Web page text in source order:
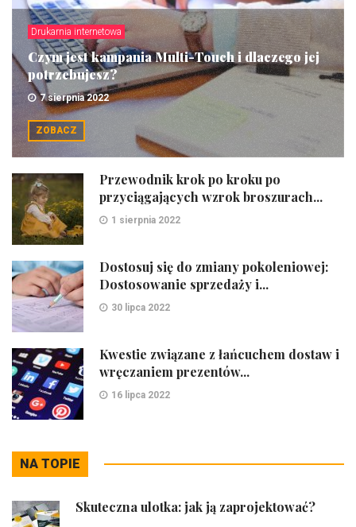
Drukarnia internetowa
Czym jest kampania Multi-Touch i dlaczego jej
potrzebujesz?
7 sierpnia 2022
ZOBACZ
Przewodnik krok po kroku po
przyciągających wzrok broszurach...
1 sierpnia 2022
Dostosuj się do zmiany pokoleniowej:
Dostosowanie sprzedaży i...
30 lipca 2022
Kwestie związane z łańcuchem dostaw i
wręczaniem prezentów...
16 lipca 2022
NA TOPIE
Skuteczna ulotka: jak ją zaprojektować?